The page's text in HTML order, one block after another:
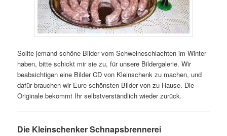
Sollte jemand schöne Bilder vom Schweineschlachten im Winter
haben, bitte schickt mir sie zu, für unsere Bildergalerie. Wir
beabsichtigen eine Bilder CD von Kleinschenk zu machen, und
dafür brauchen wir Eure schönsten Bilder von zu Hause. Die
Originale bekommt Ihr selbstverständlich wieder zurück.
Die Kleinschenker Schnapsbrennerei